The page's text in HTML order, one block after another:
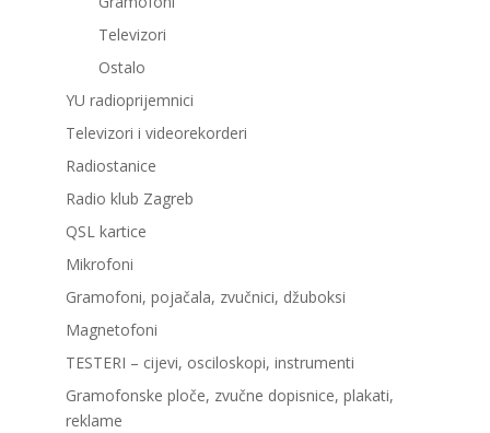
Televizori
Ostalo
YU radioprijemnici
Televizori i videorekorderi
Radiostanice
Radio klub Zagreb
QSL kartice
Mikrofoni
Gramofoni, pojačala, zvučnici, džuboksi
Magnetofoni
TESTERI – cijevi, osciloskopi, instrumenti
Gramofonske ploče, zvučne dopisnice, plakati,
reklame